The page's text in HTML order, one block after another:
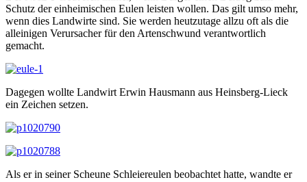
Schutz der einheimischen Eulen leisten wollen. Das gilt umso mehr,
wenn dies Landwirte sind. Sie werden heutzutage allzu oft als die
alleinigen Verursacher für den Artenschwund verantwortlich
gemacht.
Dagegen wollte Landwirt Erwin Hausmann aus Heinsberg-Lieck
ein Zeichen setzen.
Als er in seiner Scheune Schleiereulen beobachtet hatte, wandte er